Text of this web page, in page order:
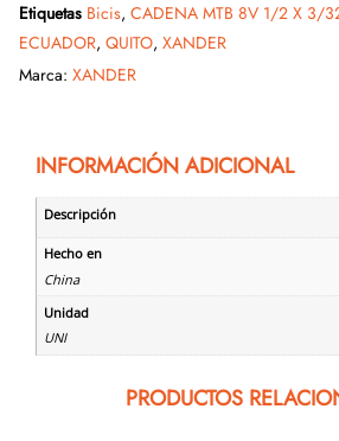
Etiquetas Bicis, CADENA MTB 8V 1/2 X 3/
ECUADOR, QUITO, XANDER
Marca: XANDER
INFORMACIÓN ADICIONAL
Descripción
Hecho en
China
Unidad
UNI
PRODUCTOS